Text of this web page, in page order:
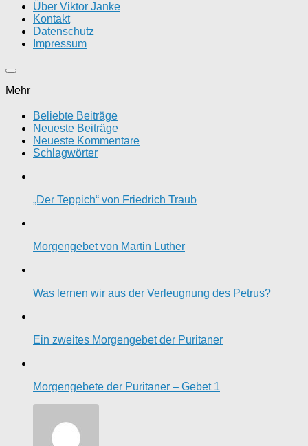
Über Viktor Janke
Kontakt
Datenschutz
Impressum
Mehr
Beliebte Beiträge
Neueste Beiträge
Neueste Kommentare
Schlagwörter
„Der Teppich“ von Friedrich Traub
Morgengebet von Martin Luther
Was lernen wir aus der Verleugnung des Petrus?
Ein zweites Morgengebet der Puritaner
Morgengebete der Puritaner – Gebet 1